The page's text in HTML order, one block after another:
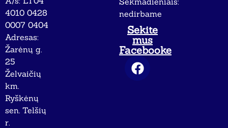
4010 0428
0007 0404
Adresas:
Žarėnų g.
25
Želvaičių
km.
Ryškėnų
sen. Telšių
r.
nedirbame
Sekite
mus
Facebooke